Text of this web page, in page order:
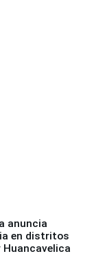
anuncia
en distritos
Huancavelica